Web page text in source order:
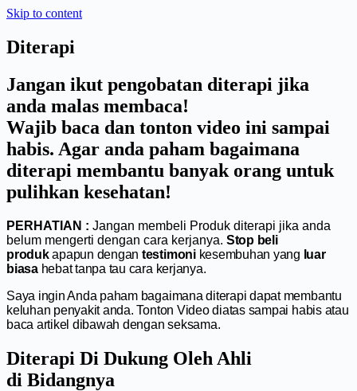
Skip to content
Diterapi
Jangan ikut pengobatan diterapi jika
anda malas membaca!
Wajib baca dan tonton video ini sampai
habis. Agar anda paham bagaimana
diterapi membantu banyak orang untuk
pulihkan kesehatan!
PERHATIAN : Jangan membeli Produk diterapi jika anda
belum mengerti dengan cara kerjanya. Stop beli
produkapapun dengan testimonikesembuhan yang luar
biasahebat tanpa tau cara kerjanya.
Saya ingin Anda paham bagaimana diterapi dapat membantu
keluhan penyakit anda. Tonton Video diatas sampai habis atau
baca artikel dibawah dengan seksama.
Diterapi Di Dukung Oleh Ahli
di Bidangnya